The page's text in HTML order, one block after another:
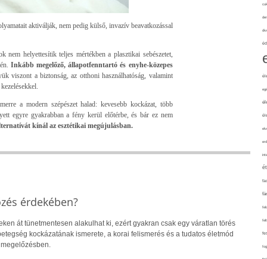
aktiválják, nem pedig külső, invazív beavatkozással
nem helyettesítik teljes mértékben a plasztikai sebészetet,
Inkább megelőző, állapotfenntartó és enyhe-közepes
viszont a biztonság, az otthoni használhatóság, valamint
a modern szépészet halad: kevesebb kockázat, több
egyre gyakrabban a fény kerül előtérbe, és bár ez nem
kínál az esztétikai megújulásban.
érdekében?
át tünetmentesen alakulhat ki, ezért gyakran csak egy váratlan törés
kockázatának ismerete, a korai felismerés és a tudatos életmód